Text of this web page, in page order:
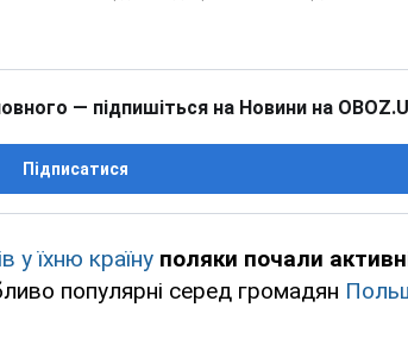
— підпишіться на Новини на
Підписатися
у їхню країну поляки почали
популярні серед громадян